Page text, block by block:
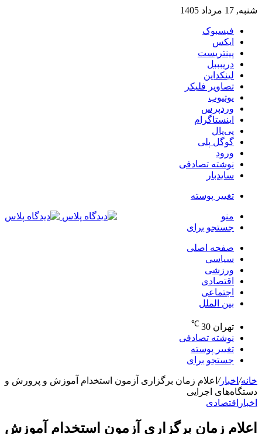
شنبه, 17 مرداد 1405
فیسبوک
ایکس
پینتریست
دریبببل
لینکداین
تصاویر فلیکر
یوتیوب
وردپرس
اینستاگرام
پی‌پال
گوگل پلی
ورود
نوشته تصادفی
سایدبار
تغییر پوسته
منو
جستجو برای
صفحه اصلی
سیاسی
ورزشی
اقتصادی
اجتماعی
بین الملل
تهران 30
℃
نوشته تصادفی
تغییر پوسته
جستجو برای
خانه/ اخبار/ اعلام زمان برگزاری آزمون استخدام آموزش و پرورش و
دستگاه‌های اجرایی
اخبار اقتصادی
اعلام زمان برگزاری آزمون استخدام آموزش